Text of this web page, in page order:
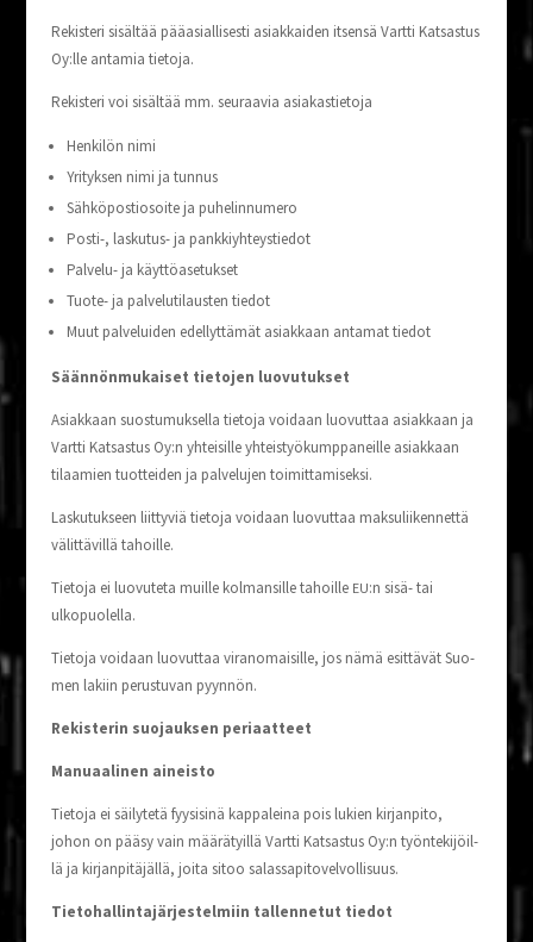
Rekis­te­ri sisäl­tää pää­asial­li­ses­ti asiak­kai­den itsen­sä Vart­ti Kat­sas­tus
Oy:lle anta­mia tietoja.
Rekis­te­ri voi sisäl­tää mm. seu­raa­via asiakastietoja
Hen­ki­lön nimi
Yri­tyk­sen nimi ja tunnus
Säh­kö­pos­tio­soi­te ja puhelinnumero
Pos­ti-, las­ku­tus- ja pankkiyhteystiedot
Pal­ve­lu- ja käyttöasetukset
Tuo­te- ja pal­ve­lu­ti­laus­ten tiedot
Muut pal­ve­lui­den edel­lyt­tä­mät asiak­kaan anta­mat tiedot
Sään­nön­mu­kai­set tie­to­jen luovutukset
Asiak­kaan suos­tu­muk­sel­la tie­to­ja voi­daan luo­vut­taa asiak­kaan ja
Vart­ti Kat­sas­tus Oy:n yhtei­sil­le yhteis­työ­kump­pa­neil­le asiak­kaan
tilaa­mien tuot­tei­den ja pal­ve­lu­jen toimittamiseksi.
Las­ku­tuk­seen liit­ty­viä tie­to­ja voi­daan luo­vut­taa mak­su­lii­ken­net­tä
välit­tä­vil­lä tahoille.
Tie­to­ja ei luo­vu­te­ta muil­le kol­man­sil­le tahoil­le EU:n sisä- tai
ulkopuolella.
Tie­to­ja voi­daan luo­vut­taa viran­omai­sil­le, jos nämä esit­tä­vät Suo­
men lakiin perus­tu­van pyynnön.
Rekis­te­rin suo­jauk­sen periaatteet
Manu­aa­li­nen aineisto
Tie­to­ja ei säi­ly­te­tä fyy­si­si­nä kap­pa­lei­na pois lukien kir­jan­pi­to,
johon on pää­sy vain mää­rä­tyil­lä Vart­ti Kat­sas­tus Oy:n työn­te­ki­jöil­
lä ja kir­jan­pi­tä­jäl­lä, joi­ta sitoo salassapitovelvollisuus.
Tie­to­hal­lin­ta­jär­jes­tel­miin tal­len­ne­tut tiedot